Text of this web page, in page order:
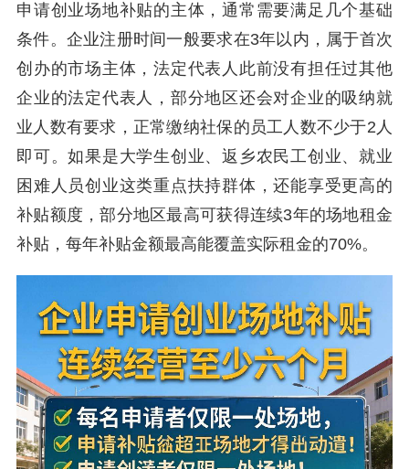
申请创业场地补贴的主体，通常需要满足几个基础
条件。企业注册时间一般要求在3年以内，属于首次
创办的市场主体，法定代表人此前没有担任过其他
企业的法定代表人，部分地区还会对企业的吸纳就
业人数有要求，正常缴纳社保的员工人数不少于2人
即可。如果是大学生创业、返乡农民工创业、就业
困难人员创业这类重点扶持群体，还能享受更高的
补贴额度，部分地区最高可获得连续3年的场地租金
补贴，每年补贴金额最高能覆盖实际租金的70%。